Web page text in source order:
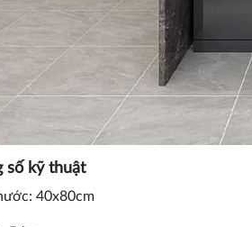
số kỹ thuật
40x80cm